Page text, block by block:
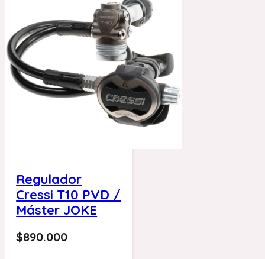
Regulador
Cressi T10 PVD /
Máster JOKE
$890.000